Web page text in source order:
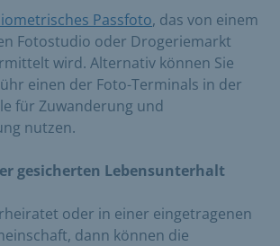
Passfoto, das von einem
Fotostudio oder Drogeriemarkt
wird. Alternativ können Sie
einen der Foto-Terminals in der
für Zuwanderung und
nutzen.
gesicherten Lebensunterhalt
oder in einer eingetragenen
dann können die